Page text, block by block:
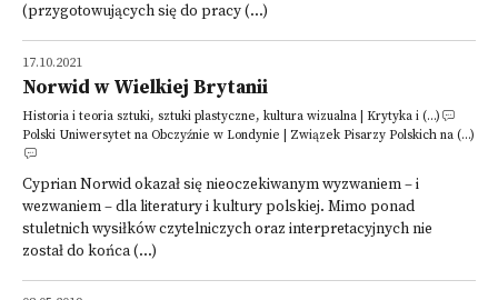
(przygotowujących się do pracy (...)
17.10.2021
Norwid w Wielkiej Brytanii
Historia i teoria sztuki, sztuki plastyczne, kultura wizualna | Krytyka i (...)
Polski Uniwersytet na Obczyźnie w Londynie | Związek Pisarzy Polskich na (...)
Cyprian Norwid okazał się nieoczekiwanym wyzwaniem – i
wezwaniem – dla literatury i kultury polskiej. Mimo ponad
stuletnich wysiłków czytelniczych oraz interpretacyjnych nie
został do końca (...)